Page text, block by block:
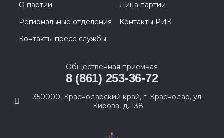
О партии
Лица партии
Региональные отделения
Контакты РИК
Контакты пресс-службы
Общественная приемная
8 (861) 253-36-72
350000, Краснодарский край, г. Краснодар, ул.
Кирова, д. 138